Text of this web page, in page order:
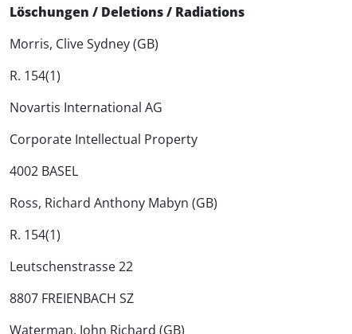
Löschungen / Deletions / Radiations
Morris, Clive Sydney (GB)
R. 154(1)
Novartis International AG
Corporate Intellectual Property
4002 BASEL
Ross, Richard Anthony Mabyn (GB)
R. 154(1)
Leutschenstrasse 22
8807 FREIENBACH SZ
Waterman, John Richard (GB)